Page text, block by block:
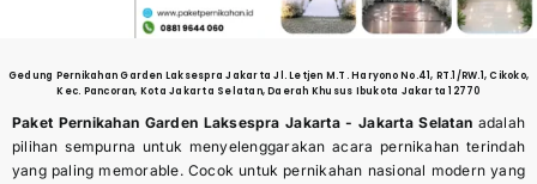
Gedung Pernikahan Garden Laksespra Jakarta Jl. Letjen M.T. Haryono No.41, RT.1/RW.1, Cikoko,
Kec. Pancoran, Kota Jakarta Selatan, Daerah Khusus Ibukota Jakarta 12770
Paket Pernikahan Garden Laksespra Jakarta - Jakarta Selatan adalah
pilihan sempurna untuk menyelenggarakan acara pernikahan terindah
yang paling memorable. Cocok untuk pernikahan nasional modern yang